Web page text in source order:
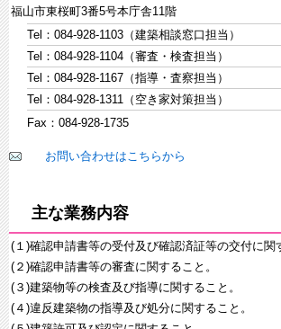
福山市東桜町3番5号本庁舎11階
Tel：084-928-1103（建築相談窓口担当）
Tel：084-928-1104（審査・検査担当）
Tel：084-928-1167（指導・査察担当）
Tel：084-928-1311（空き家対策担当）
Fax：084-928-1735
お問い合わせはこちらから
主な業務内容
(１)確認申請書等の受付及び確認済証等の交付に関
(２)確認申請書等の審査に関すること。
(３)建築物等の検査及び指導に関すること。
(４)違反建築物の指導及び処分に関すること。